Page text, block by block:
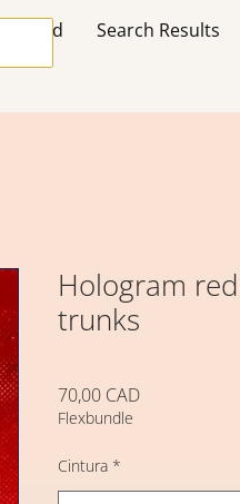
Gift Card Search Results
Hologram
trunks
70,00 CADPrecio
Flexbundle
Cintura *